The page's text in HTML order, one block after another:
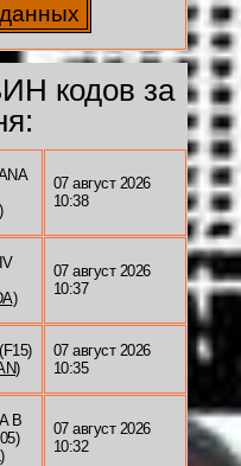
кодов за
)
07 август 2026
10:38
)
07 август 2026
10:37
)
07 август 2026
10:35
B
)
07 август 2026
10:32